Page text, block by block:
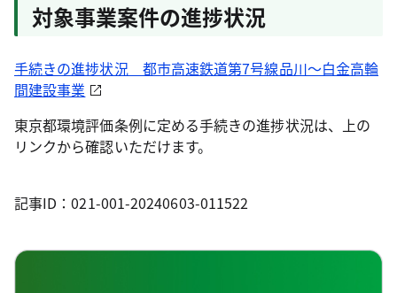
対象事業案件の進捗状況
手続きの進捗状況 都市高速鉄道第7号線品川～白金高輪
間建設事業
東京都環境評価条例に定める手続きの進捗状況は、上の
リンクから確認いただけます。
記事ID：021-001-20240603-011522